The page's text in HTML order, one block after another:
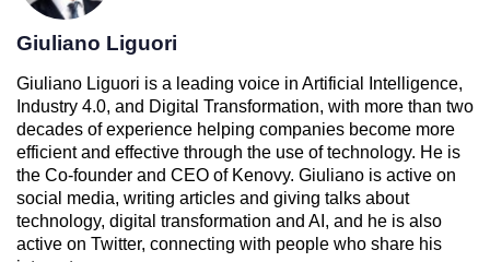
Giuliano Liguori
Giuliano Liguori is a leading voice in Artificial Intelligence,
Industry 4.0, and Digital Transformation, with more than two
decades of experience helping companies become more
efficient and effective through the use of technology. He is
the Co-founder and CEO of Kenovy. Giuliano is active on
social media, writing articles and giving talks about
technology, digital transformation and AI, and he is also
active on Twitter, connecting with people who share his